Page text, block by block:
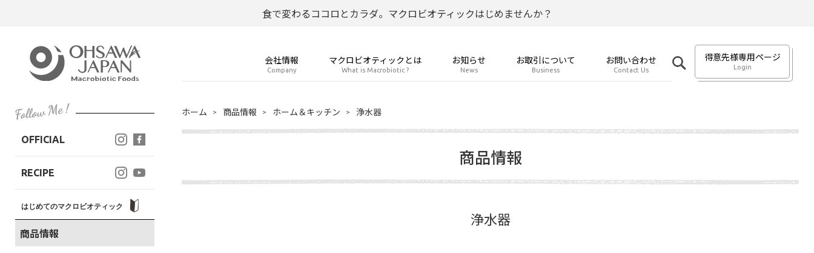
食で変わるココロとカラダ。マクロビオティックはじめませんか？
会社情報
Company
マクロビオティックとは
What is Macrobiotic ?
お知らせ
News
お取引について
Business
お問い合わせ
Contact Us
得意先様専用ページ
Login
OFFICIAL
RECIPE
はじめてのマクロビオティック
商品情報
ホーム 商品情報 ホーム＆キッチン 浄水器
商品情報
浄水器